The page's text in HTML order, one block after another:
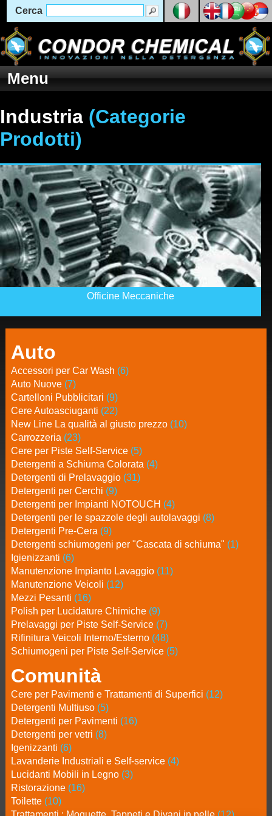
Menu
Cerca
Industria (Categorie
Prodotti)
Officine Meccaniche
Auto
Accessori per Car Wash (6)
Auto Nuove (7)
Cartelloni Pubblicitari (9)
Cere Autoasciuganti (22)
New Line La qualità al giusto prezzo (10)
Carrozzeria (23)
Cere per Piste Self-Service (5)
Detergenti a Schiuma Colorata (4)
Detergenti di Prelavaggio (31)
Detergenti per Cerchi (9)
Detergenti per Impianti NOTOUCH (4)
Detergenti per le spazzole degli autolavaggi (8)
Detergenti Pre-Cera (9)
Detergenti schiumogeni per "Cascata di schiuma" (1)
Igienizzanti (6)
Manutenzione Impianto Lavaggio (11)
Manutenzione Veicoli (12)
Mezzi Pesanti (16)
Polish per Lucidature Chimiche (9)
Prelavaggi per Piste Self-Service (7)
Rifinitura Veicoli Interno/Esterno (48)
Schiumogeni per Piste Self-Service (5)
Comunità
Cere per Pavimenti e Trattamenti di Superfici (12)
Detergenti Multiuso (5)
Detergenti per Pavimenti (16)
Detergenti per vetri (8)
Igenizzanti (6)
Lavanderie Industriali e Self-service (4)
Lucidanti Mobili in Legno (3)
Ristorazione (16)
Toilette (10)